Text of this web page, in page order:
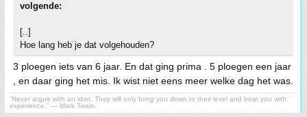
volgende:
[..]
Hoe lang heb je dat volgehouden?
3 ploegen iets van 6 jaar. En dat ging prima . 5 ploegen een jaar
, en daar ging het mis. Ik wist niet eens meer welke dag het was.
“Never argue with an idiot. They will only bring you down to their level and beat you with
experience.” ― Mark Twain.